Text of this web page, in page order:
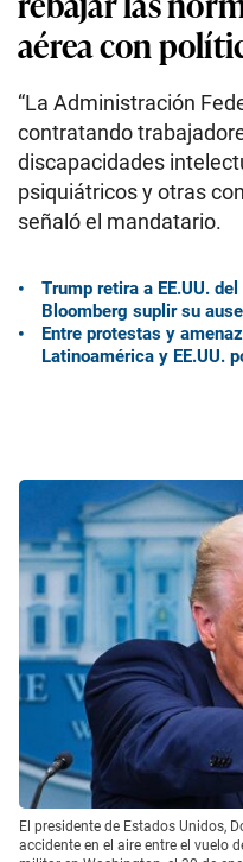
aérea con
“La Administración
contratando
discapacidades
psiquiátricos y otras
señaló el mandatario.
Trump retira a EE.UU.
Bloomberg suplir su
Entre protestas y
Latinoamérica y EE.UU.
El presidente de Estados Unidos,
accidente en el aire entre el vuelo